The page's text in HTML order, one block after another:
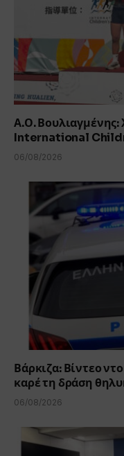
Α.Ο. Βουλιαγμένης:
International
06/08/2026
Βάρκιζα: Βίντεο
καρέ τη δράση
06/08/2026